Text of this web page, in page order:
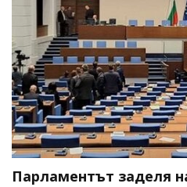
Парламентът заделя